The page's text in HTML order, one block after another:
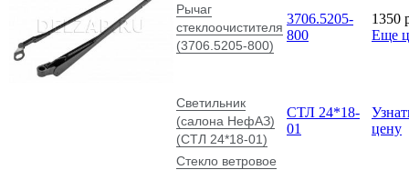
Рычаг
стеклоочистителя
(3706.5205-800)
3706.5205-
800
1350
Еще
Светильник
(салона НефАЗ)
(СТЛ 24*18-01)
СТЛ 24*18-
01
цену
Стекло ветровое